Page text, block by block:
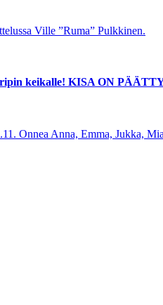
Ville ”Ruma” Pulkkinen.
keikalle! KISA ON
Onnea Anna, Emma, Jukka,